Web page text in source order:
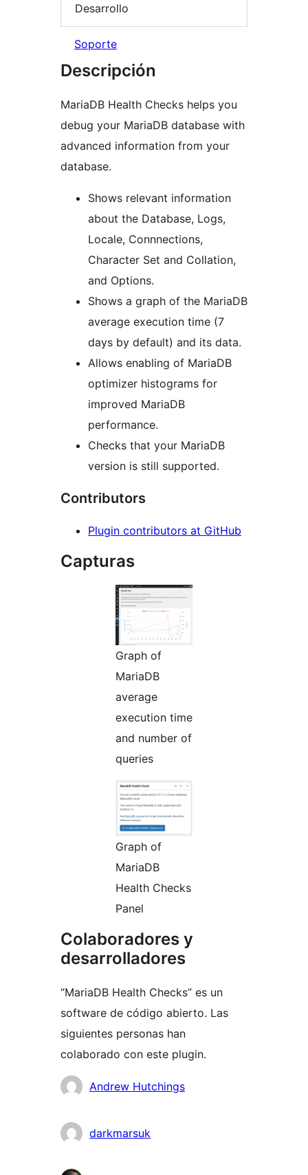
Desarrollo
Soporte
Descripción
MariaDB Health Checks helps you
debug your MariaDB database with
advanced information from your
database.
Shows relevant information
about the Database, Logs,
Locale, Connnections,
Character Set and Collation,
and Options.
Shows a graph of the MariaDB
average execution time (7
days by default) and its data.
Allows enabling of MariaDB
optimizer histograms for
improved MariaDB
performance.
Checks that your MariaDB
version is still supported.
Contributors
Plugin contributors at GitHub
Capturas
Graph of
MariaDB
average
execution time
and number of
queries
Graph of
MariaDB
Health Checks
Panel
Colaboradores y
desarrolladores
“MariaDB Health Checks” es un
software de código abierto. Las
siguientes personas han
colaborado con este plugin.
Colaboradores
Andrew Hutchings
darkmarsuk